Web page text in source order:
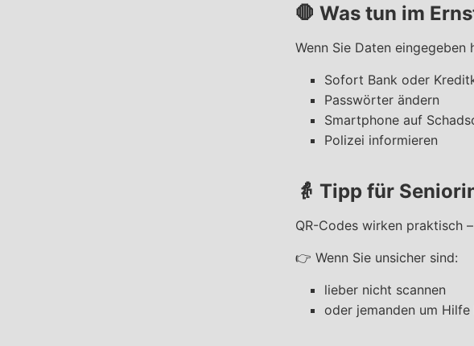
🛑 Was tun im
Wenn Sie Daten eingegeben
Sofort Bank oder
Passwörter ändern
Smartphone auf
Polizei informieren
👵 Tipp für
QR-Codes wirken praktisch
👉 Wenn Sie unsicher sind:
lieber nicht scannen
oder jemanden um